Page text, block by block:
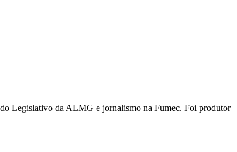
Legislativo da ALMG e jornalismo na Fumec. Foi produtor